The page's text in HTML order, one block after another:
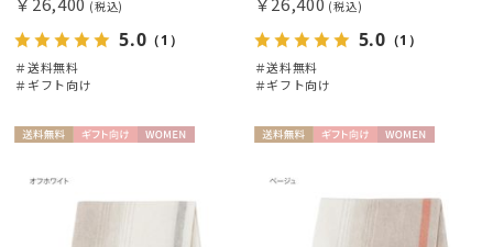
(税込)
5.0 （1）
＃送料無料
＃ギフト向け
(税込)
5.0 （1）
＃送料無料
＃ギフト向け
料
料